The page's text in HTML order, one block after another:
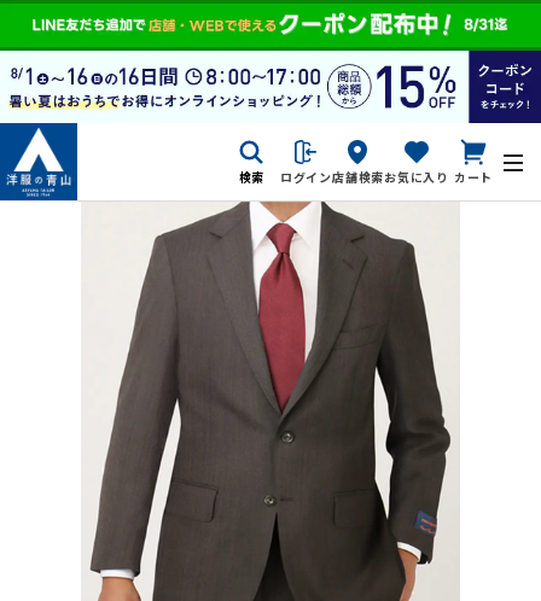
検索 ログイン店舗検索お気に入り カート